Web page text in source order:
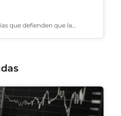
que defienden que la…